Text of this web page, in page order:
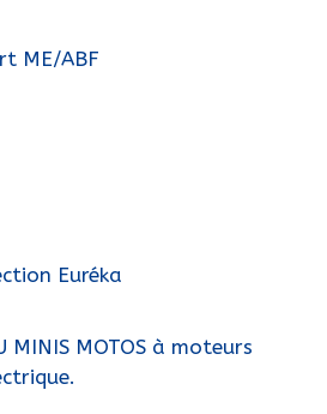
ME/ABF
Euréka
MINIS MOTOS à moteurs